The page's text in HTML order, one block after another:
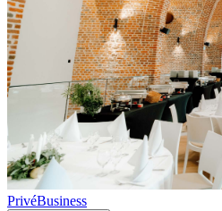
PrivéBusiness